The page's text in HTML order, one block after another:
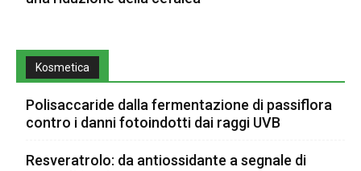
Kosmetica
Polisaccaride dalla fermentazione di passiflora
contro i danni fotoindotti dai raggi UVB
Resveratrolo: da antiossidante a segnale di